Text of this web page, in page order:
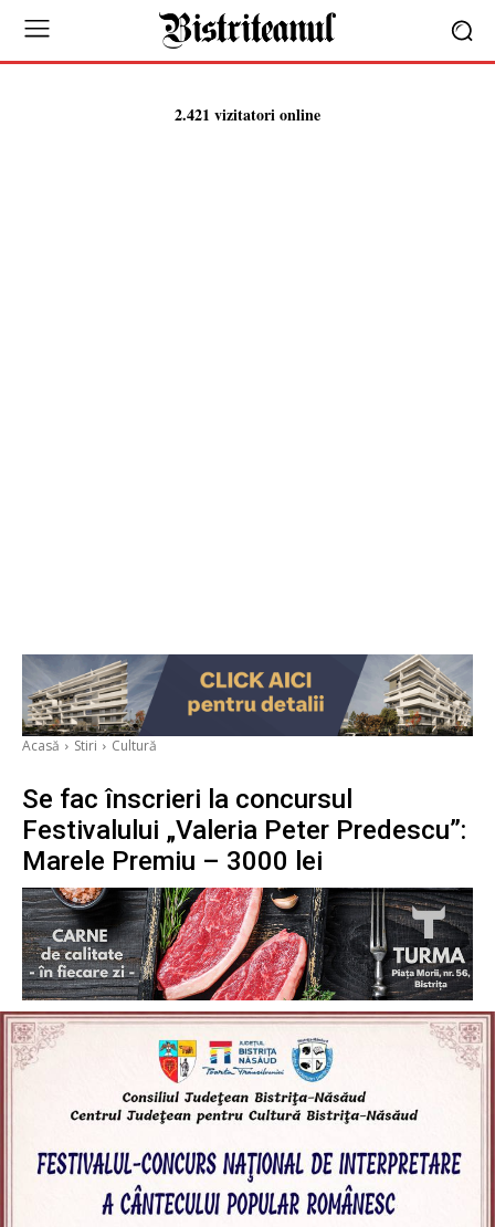
2.421 vizitatori online
Acasă Stiri Cultură
Se fac înscrieri la concursul
Festivalului „Valeria Peter Predescu”:
Marele Premiu – 3000 lei